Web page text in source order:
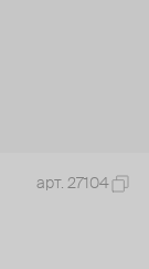
арт. 27104